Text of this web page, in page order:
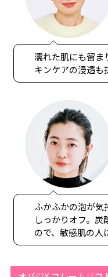
濡れた肌にも留ま
キンケアの浸透も
ふかふかの泡が気
しっかりオフ。
ので、敏感肌の人